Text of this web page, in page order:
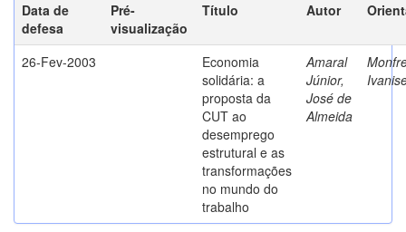
Data de
defesa
Pré-
visualização
Título Autor
26-Fev-2003
Economia
solidária: a
proposta da
CUT ao
desemprego
estrutural e as
transformações
no mundo do
trabalho
Amaral
Júnior,
José de
Almeida